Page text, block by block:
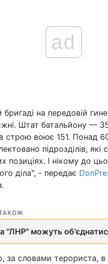
Війна
Наука
Лайт
ad
бригаді на передовій
Штат батальйону —
строю воює 151. Понад
підрозділів, які
позиціях. І нікому до
діла", - передає
"ЛНР" можуть
за словами терориста,